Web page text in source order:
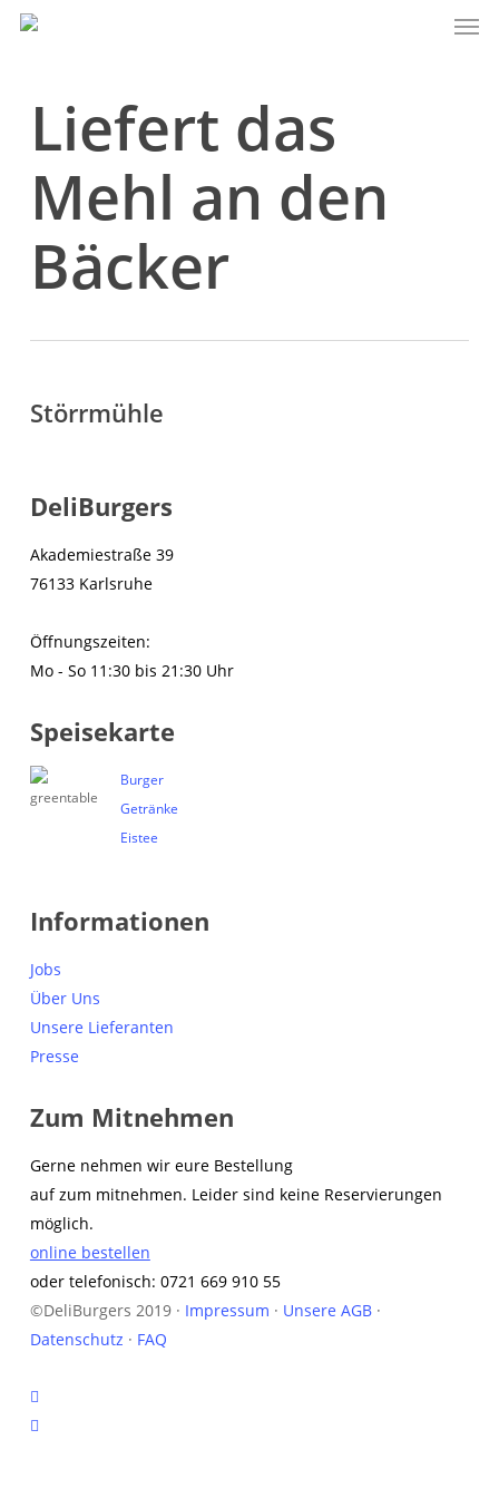
Skip
Liefert das
Mehl an den
Bäcker
Störrmühle
DeliBurgers
Akademiestraße 39
76133 Karlsruhe
Öffnungszeiten:
Mo - So 11:30 bis 21:30 Uhr
Speisekarte
Burger
Getränke
Eistee
Informationen
Jobs
Über Uns
Unsere Lieferanten
Presse
Zum Mitnehmen
Gerne nehmen wir eure Bestellung
auf zum mitnehmen. Leider sind keine Reservierungen
möglich.
online bestellen
oder telefonisch: 0721 669 910 55
©DeliBurgers 2019 · Impressum · Unsere AGB·
Datenschutz · FAQ
facebook
instagram